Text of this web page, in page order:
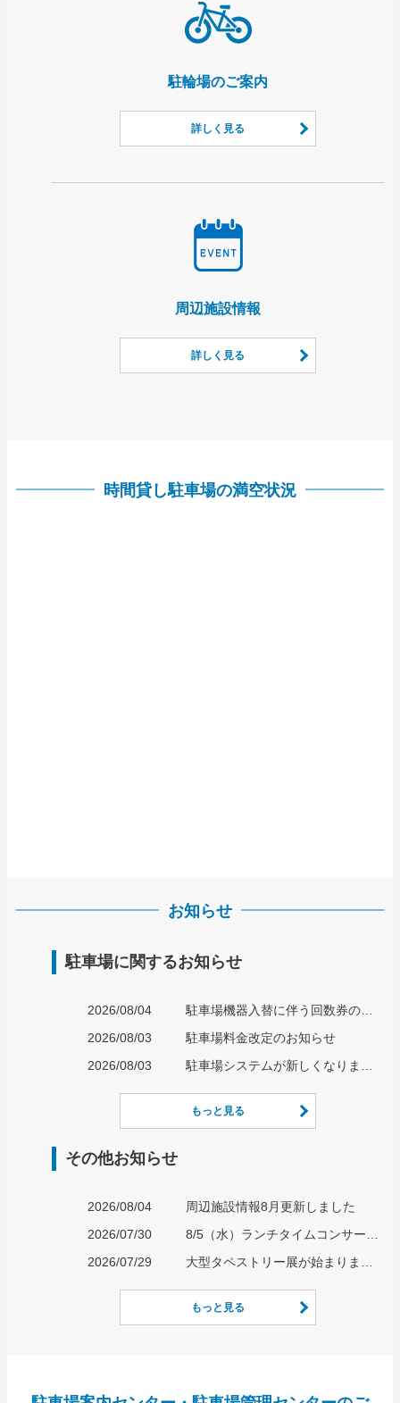
駐輪場のご案内
詳しく見る
周辺施設情報
詳しく見る
時間貸し駐車場の満空状況
お知らせ
駐車場に関するお知らせ
2026/08/04
2026/08/03
駐車場料金改定のお知らせ
2026/08/03
もっと見る
その他お知らせ
2026/08/04
周辺施設情報8月更新しました
2026/07/30
2026/07/29
もっと見る